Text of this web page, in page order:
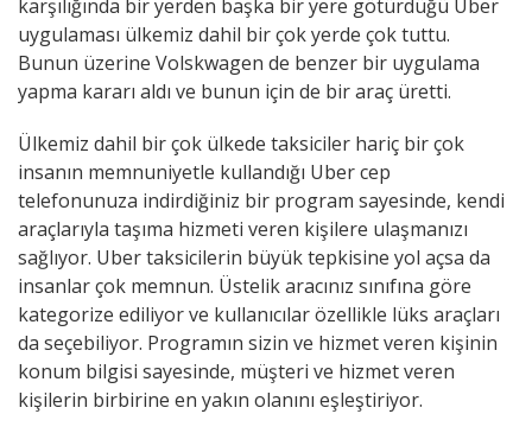
karşılığında bir yerden başka bir yere götürdüğü Uber
uygulaması ülkemiz dahil bir çok yerde çok tuttu.
Bunun üzerine Volskwagen de benzer bir uygulama
yapma kararı aldı ve bunun için de bir araç üretti.
Ülkemiz dahil bir çok ülkede taksiciler hariç bir çok
insanın memnuniyetle kullandığı Uber cep
telefonunuza indirdiğiniz bir program sayesinde, kendi
araçlarıyla taşıma hizmeti veren kişilere ulaşmanızı
sağlıyor. Uber taksicilerin büyük tepkisine yol açsa da
insanlar çok memnun. Üstelik aracınız sınıfına göre
kategorize ediliyor ve kullanıcılar özellikle lüks araçları
da seçebiliyor. Programın sizin ve hizmet veren kişinin
konum bilgisi sayesinde, müşteri ve hizmet veren
kişilerin birbirine en yakın olanını eşleştiriyor.